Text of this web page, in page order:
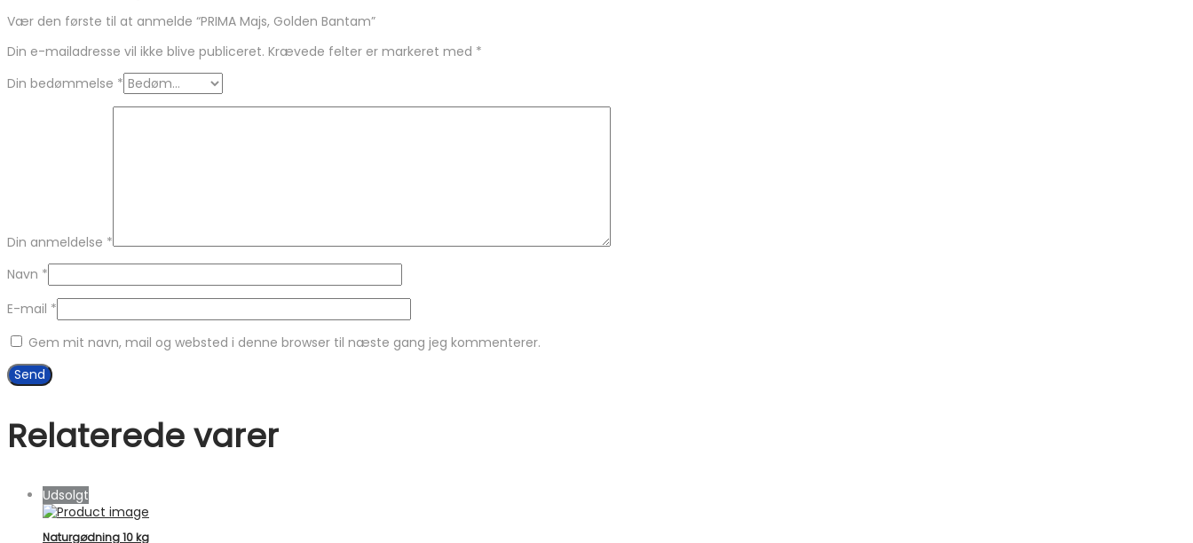
Vær den første til at anmelde “PRIMA Majs, Golden Bantam”
Din e-mailadresse vil ikke blive publiceret. Krævede felter er markeret med *
Din bedømmelse *
Din anmeldelse *
Navn *
E-mail *
Gem mit navn, mail og websted i denne browser til næste gang jeg kommenterer.
Relaterede varer
Udsolgt
Naturgødning 10 kg